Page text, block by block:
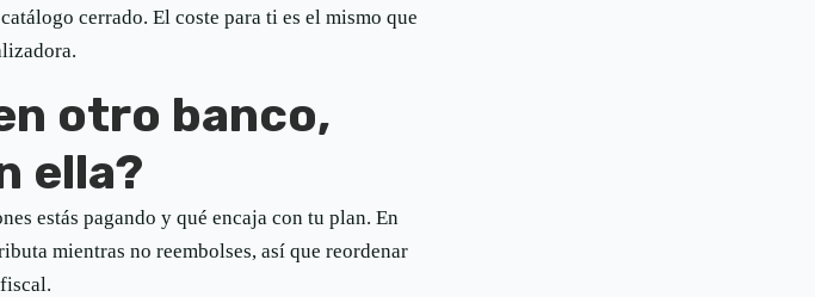
cerrado. El coste para ti es el mismo que
otro banco,
ella?
estás pagando y qué encaja con tu plan. En
mientras no reembolses, así que reordenar